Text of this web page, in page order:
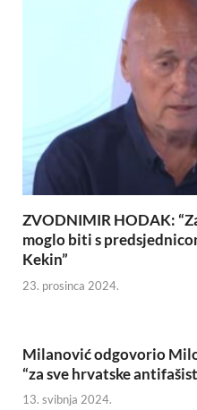
ZVODNIMIR HODAK:
moglo biti s
Kekin”
23. prosinca 2024.
Milanović odgovorio
“za sve hrvatske
13. svibnja 2024.